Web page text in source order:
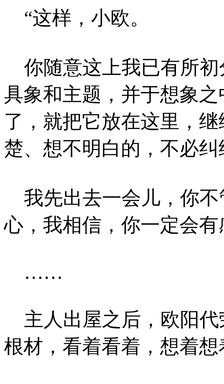
“这样，小欧。
你随意这上我已有所初
具象和主题，并于想象
了，就把它放在这里，
楚、想不明白的，不必
我先出去一会儿，你不
心，我相信，你一定会有
……
主人出屋之后，欧阳代
根材，看着看着，想着